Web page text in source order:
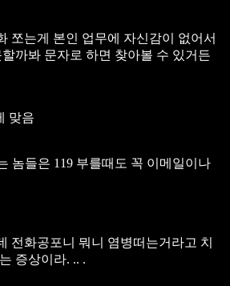
쪼는게 본인 업무에 자신감이 없어서
까봐 문자로 하면 찾아볼 수 있거든
맞음
놈들은 119 부를때도 꼭 이메일이나
전화공포니 뭐니 염병떠는거라고 치
증상이라. .. .